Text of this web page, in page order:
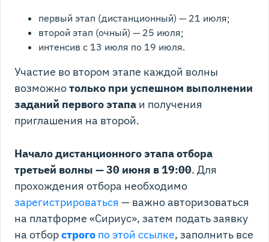
первый этап (дистанционный) — 21 июля;
второй этап (очный) — 25 июля;
интенсив с 13 июля по 19 июля.
Участие во втором этапе каждой волны
возможнотолько при успешном выполнении
заданий первого этапа и получения
приглашения на второй.
Начало дистанционного этапа отбора
третьей волны — 30 июня в 19:00. Для
прохождения отбора необходимо
зарегистрироваться — важно авторизоваться
на платформе «Сириус», затем подать заявку
на отборстрого по этой ссылке, заполнить все